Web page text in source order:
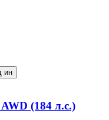
ин
(184 л.с.)